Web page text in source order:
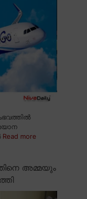
Read more
അമ്മയും